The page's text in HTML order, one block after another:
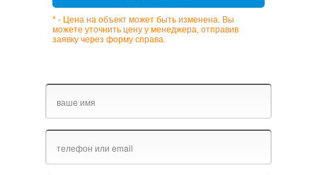
* - Цена на объект может быть изменена. Вы
можете уточнить цену у менеджера, отправив
заявку через форму справа.